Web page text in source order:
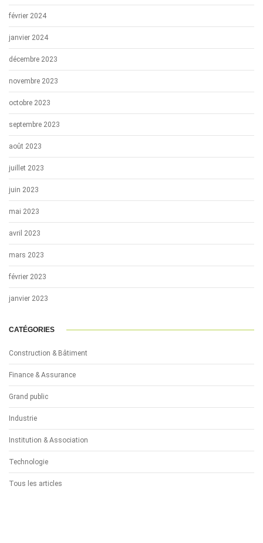
février 2024
janvier 2024
décembre 2023
novembre 2023
octobre 2023
septembre 2023
août 2023
juillet 2023
juin 2023
mai 2023
avril 2023
mars 2023
février 2023
janvier 2023
CATÉGORIES
Construction & Bâtiment
Finance & Assurance
Grand public
Industrie
Institution & Association
Technologie
Tous les articles